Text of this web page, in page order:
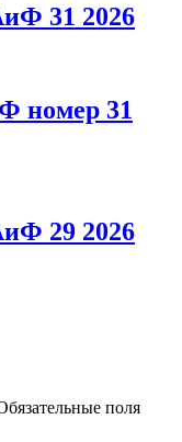
31 2026
номер 31
29 2026
поля